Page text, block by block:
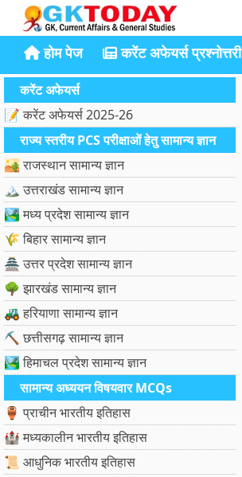
होम पेज करेंट अफेयर्स प्रश्नोत्तरी
करेंट अफेयर्स
📝 करेंट अफेयर्स 2025-26
राज्य स्तरीय PCS परीक्षाओं हेतु सामान्य ज्ञान
🏜️ राजस्थान सामान्य ज्ञान
🏔️ उत्तराखंड सामान्य ज्ञान
🏞️ मध्य प्रदेश सामान्य ज्ञान
🌾 बिहार सामान्य ज्ञान
🏯 उत्तर प्रदेश सामान्य ज्ञान
🌳 झारखंड सामान्य ज्ञान
🚜 हरियाणा सामान्य ज्ञान
⛏️ छत्तीसगढ़ सामान्य ज्ञान
🏞️ हिमाचल प्रदेश सामान्य ज्ञान
सामान्य अध्ययन विषयवार MCQs
🏺 प्राचीन भारतीय इतिहास
🏰 मध्यकालीन भारतीय इतिहास
📜 आधुनिक भारतीय इतिहास